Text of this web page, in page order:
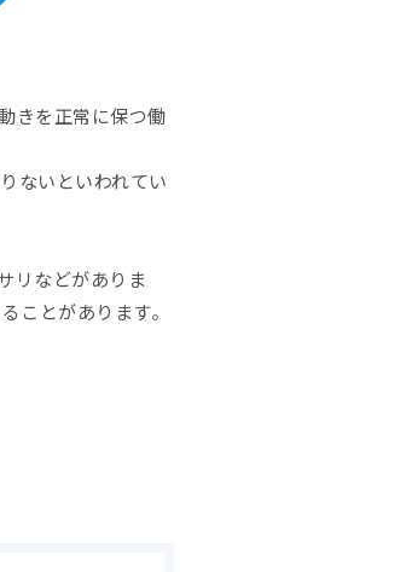
きを正常に保つ働
ないといわれてい
リなどがありま
ことがあります。